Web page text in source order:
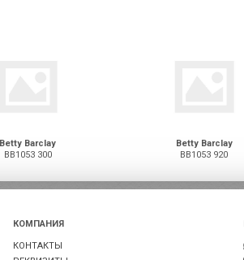
Betty Barclay
BB1053 300
Betty Barclay
BB1053 920
КОМПАНИЯ
КОНТАКТЫ